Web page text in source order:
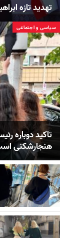
تهدید تازه
سیاسی و اجتماعی
تاکید دوباره
هنجارشکنی